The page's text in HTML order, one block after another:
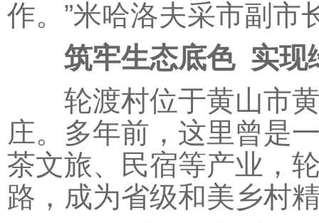
作。”米哈洛夫采市副市
筑牢生态底色 实现
轮渡村位于黄山市黄
庄。多年前，这里曾是
茶文旅、民宿等产业，
路，成为省级和美乡村